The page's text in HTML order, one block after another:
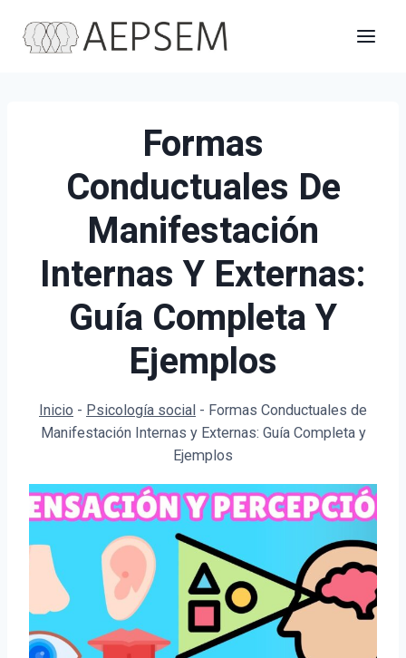
Formas
Conductuales De
Manifestación
Internas Y Externas:
Guía Completa Y
Ejemplos
Inicio - Psicología social - Formas Conductuales de
Manifestación Internas y Externas: Guía Completa y
Ejemplos